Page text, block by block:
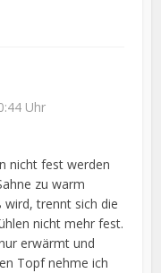
Uhr
nicht fest werden
zu warm
wird, trennt sich die
nicht mehr fest.
erwärmt und
Topf nehme ich